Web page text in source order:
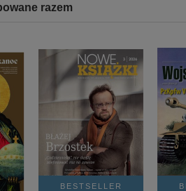
razem
BESTSELLER